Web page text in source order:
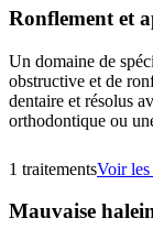
Ronflement et
Un domaine de
obstructive et de
dentaire et résolus
orthodontique ou
1 traitementsVoir les
Mauvaise